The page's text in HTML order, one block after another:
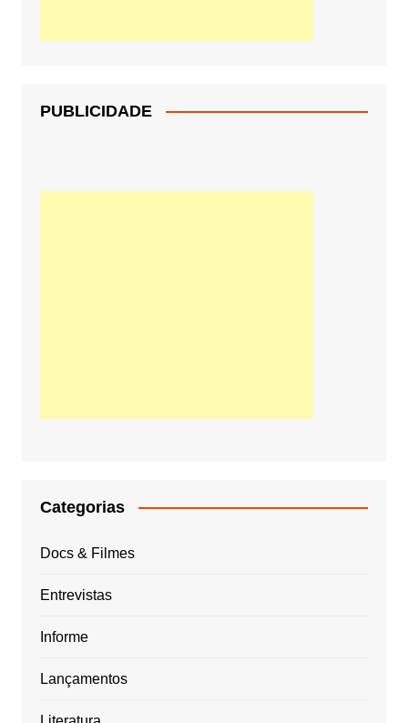
PUBLICIDADE
Categorias
Docs & Filmes
Entrevistas
Informe
Lançamentos